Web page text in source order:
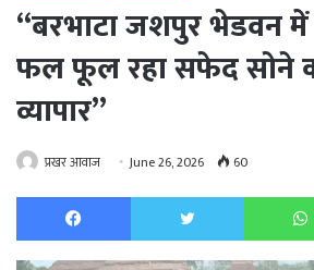
“बरभाटा जशपुर भेडवन
फल फूल रहा सफेद सोने
व्यापार”
प्रखर आवाज June 26, 2026 60
Facebook Twitter